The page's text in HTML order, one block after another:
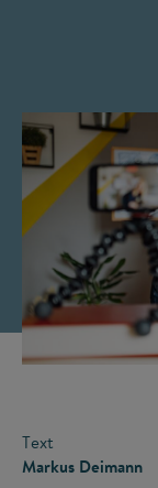
Text
Markus Deimann